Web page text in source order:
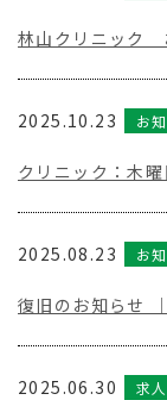
林山クリニック
2025.10.23 お
クリニック：木
2025.08.23 お
復旧のお知らせ
2025.06.30 求